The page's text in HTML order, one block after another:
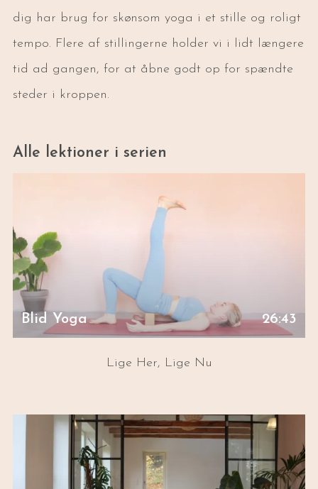
dig har brug for skønsom yoga i et stille og roligt
tempo. Flere af stillingerne holder vi i lidt længere
tid ad gangen, for at åbne godt op for spændte
steder i kroppen.
Alle lektioner i serien
Blid Yoga 26:43
Lige Her, Lige Nu